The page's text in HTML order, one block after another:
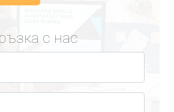
с нас